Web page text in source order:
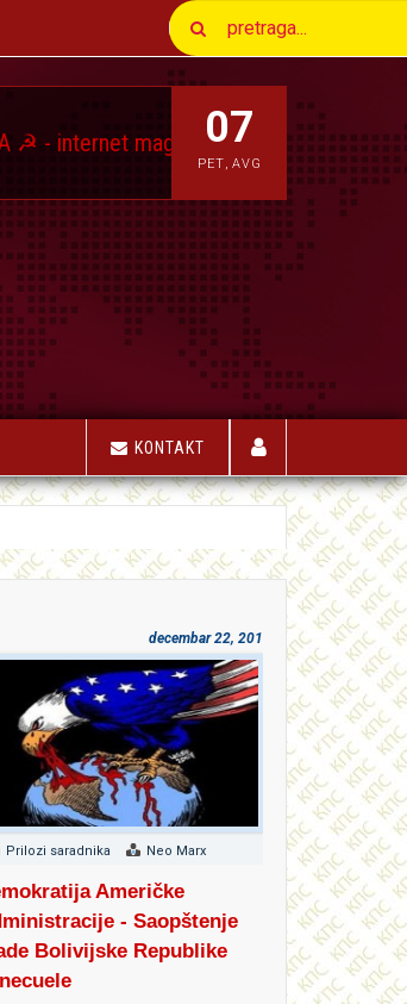
magazin Komunističkog Pokreta Srbije
07
PET,AVG
KONTAKT
decembar 22, 2018
Prilozi saradnika Neo Marx
Američke
- Saopštenje
Bolivijske Republike